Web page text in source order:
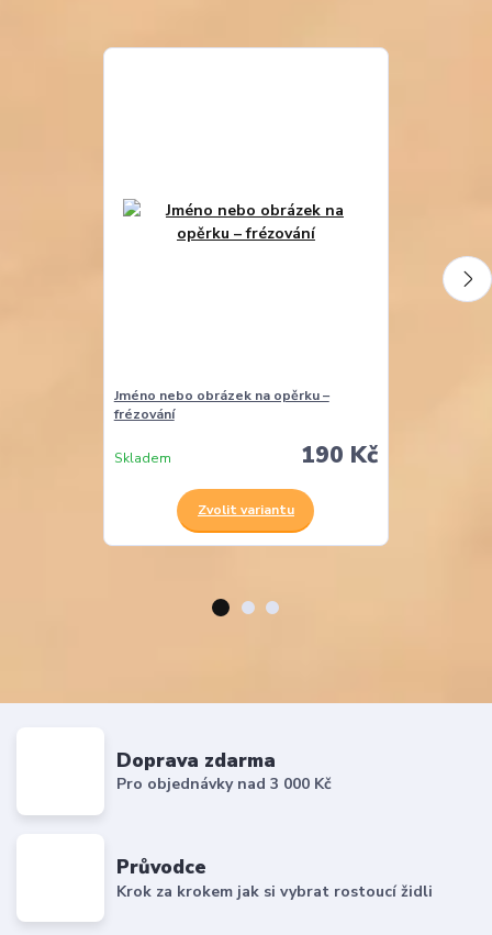
Jméno nebo obrázek na opěrku –
frézování
190 Kč
Skladem
Zvolit variantu
Doprava zdarma
Pro objednávky nad 3 000 Kč
Průvodce
Krok za krokem jak si vybrat rostoucí židli